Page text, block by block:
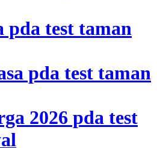
pda test taman
pda test taman
2026 pda test